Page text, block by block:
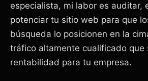
especialista, mi labor es auditar,
potenciar tu sitio web para que
búsqueda lo posicionen en la
tráfico altamente cualificado que
rentabilidad para tu empresa.